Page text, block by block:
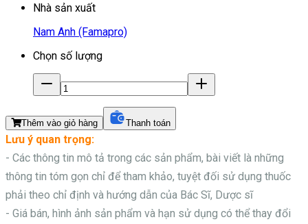
Nhà sản xuất
Nam Anh (Famapro)
Chọn số lượng
Thêm vào giỏ hàng Thanh toán
Lưu ý quan trọng:
- Các thông tin mô tả trong các sản phẩm, bài viết là những
thông tin tóm gọn chỉ để tham khảo, tuyệt đối sử dụng thuốc
phải theo chỉ định và hướng dẫn của Bác Sĩ, Dược sĩ
- Giá bán, hình ảnh sản phẩm và hạn sử dụng có thể thay đổi